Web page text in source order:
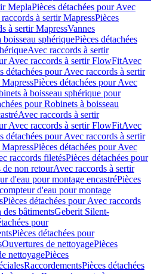
MeplaPièces détachées pour Avec
à sertir MapressPièces
à sertir MapressVannes
boisseau sphériquePièces détachées
Avec raccords à sertir
Avec raccords à sertir FlowFitAvec
détachées pour Avec raccords à sertir
Pièces détachées pour Avec
à boisseau sphérique pour
pour Robinets à boisseau
Avec raccords à sertir
Avec raccords à sertir FlowFitAvec
détachées pour Avec raccords à sertir
Pièces détachées pour Avec
raccords filetésPièces détachées pour
de non retourAvec raccords à sertir
d'eau pour montage encastréPièces
d'eau pour montage
Pièces détachées pour Avec raccords
des bâtimentsGeberit Silent-
pour
Pièces détachées pour
Ouvertures de nettoyagePièces
nettoyagePièces
RaccordementsPièces détachées